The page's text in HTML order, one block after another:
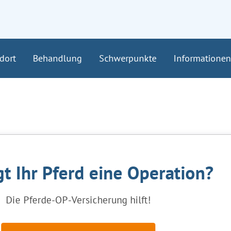
Behandlung Schwerpunkte Informationen
Ihr Pferd eine Operation?
Die Pferde-OP-Versicherung hilft!